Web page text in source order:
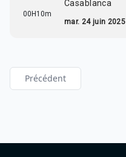
00H10m
Casablanca
mar. 24 juin 2025
Précédent